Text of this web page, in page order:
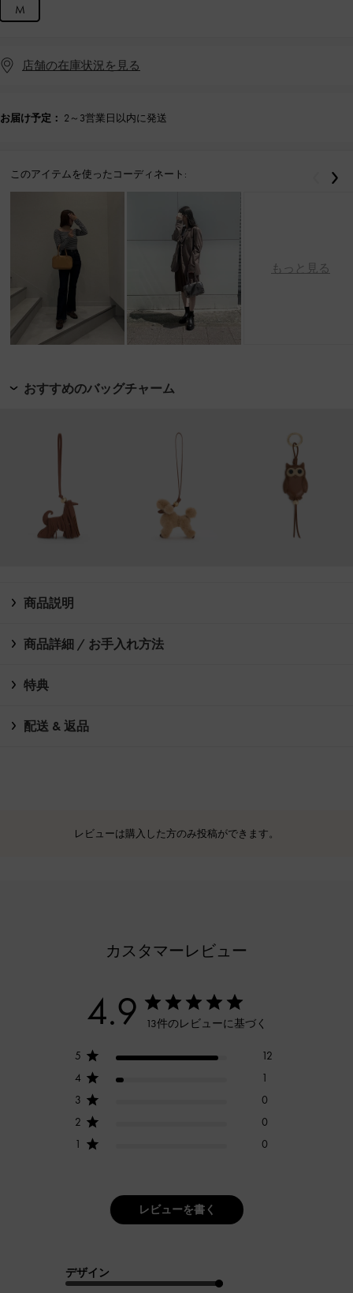
M
店舗の在庫状況を見る
お届け予定： 2～3営業日以内に発送
このアイテムを使ったコーディネート:
もっと見る
戻る
おすすめのバッグチャーム
商品説明
商品詳細 / お手入れ方法
特典
配送 & 返品
レビューは購入した方のみ投稿ができます。
カスタマーレビュー
4.9 13件のレビューに基づく
5
12
4
1
3
0
2
0
1
0
レビューを書く
デザイン